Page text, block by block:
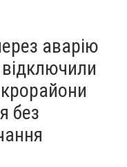
аварію
без